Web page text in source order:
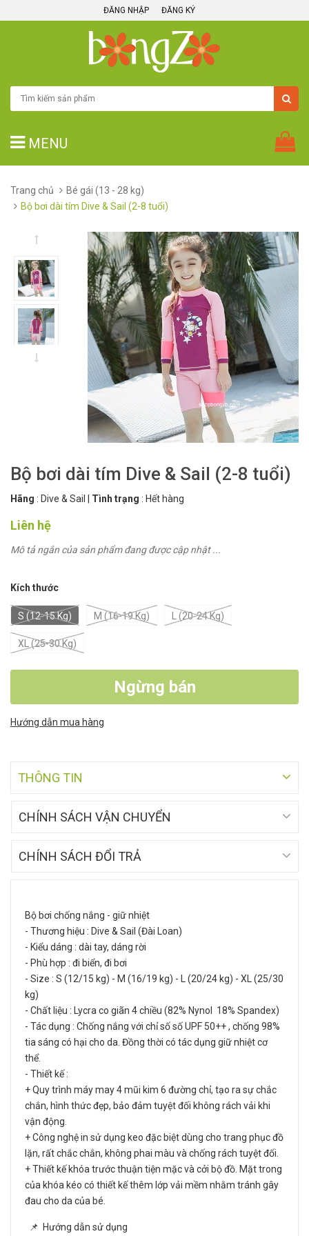
ĐĂNG NHẬP ĐĂNG KÝ
MENU
Trang chủ
Bé gái (13 - 28 kg)
Bộ bơi dài tím Dive & Sail (2-8 tuổi)
Bộ bơi dài tím Dive & Sail (2-8 tuổi)
Hãng : Dive & Sail Tình trạng : Hết hàng
Liên hệ
Mô tả ngắn của sản phẩm đang được cập nhật ...
Kích thước
S (12-15 Kg) M (16-19 Kg) L (20-24 Kg)
XL (25-30 Kg)
Ngừng bán
Hướng dẫn mua hàng
THÔNG TIN
CHÍNH SÁCH VẬN CHUYỂN
CHÍNH SÁCH ĐỔI TRẢ
Bộ bơi chống nắng - giữ nhiệt
- Thương hiệu : Dive & Sail (Đài Loan)
- Kiểu dáng : dài tay, dáng rời
- Phù hợp : đi biển, đi bơi
- Size : S (12/15 kg) - M (16/19 kg) - L (20/24 kg) - XL (25/30
kg)
- Chất liệu : Lycra co giãn 4 chiều (82% Nynol 18% Spandex)
- Tác dụng : Chống nắng với chỉ số số UPF 50++ , chống 98%
tia sáng có hại cho da. Đồng thời có tác dụng giữ nhiệt cơ
thể.
- Thiết kế :
+ Quy trình máy may 4 mũi kim 6 đường chỉ, tạo ra sự chắc
chắn, hình thức đẹp, bảo đảm tuyệt đối không rách vải khi
vận động.
+ Công nghệ in sử dụng keo đặc biệt dùng cho trang phục đồ
lặn, rất chắc chắn, không phai màu và chống rách tuyệt đối.
+ Thiết kế khóa trước thuận tiện mặc và cởi bộ đồ. Mặt trong
của khóa kéo có thiết kế thêm lớp vải mềm nhằm tránh gây
đau cho da của bé.
📌 Hướng dẫn sử dụng